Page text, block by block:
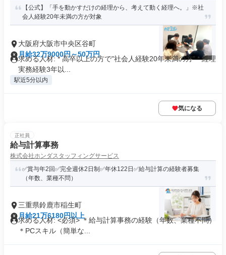
【公式】「手を動かすだけの経理から、考えて動く経理へ。」※社
会人経験20年未満の方が対象
大阪府大阪市中央区谷町
月給32万9000円～50万円
求める人材: * 高卒以上の方で"社会人経験20年未満の方" * 経理
実務経験3年以...
駅近5分以内
気になる
正社員
給与計算事務
株式会社ホンダスタッフィングサービス
✅賞与年2回✅完全週休2日制✅年休122日✅給与計算の経験者募集
（年数、業種不問）
三重県鈴鹿市稲生町
月給21万6180円以上
求める人材: <必須> ＊給与計算事務の経験（年数、業種不問）
＊PCスキル（簡単な...